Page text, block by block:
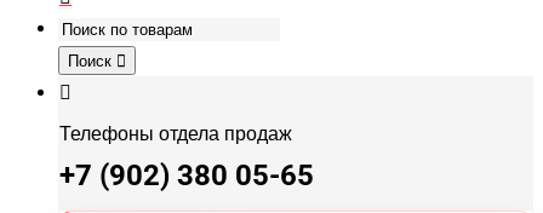
Поиск
Телефоны отдела продаж
+7 (902) 380 05-65